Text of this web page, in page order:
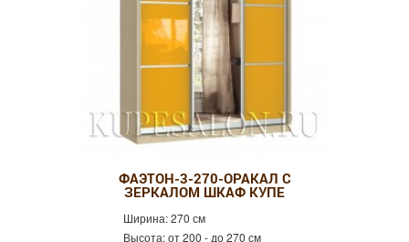
ФАЭТОН-3-270-ОРАКАЛ С
ЗЕРКАЛОМ ШКАФ КУПЕ
Ширина:270 см
Высота:от 200 - до 270 см